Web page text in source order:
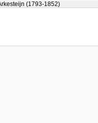
(1793-1852)